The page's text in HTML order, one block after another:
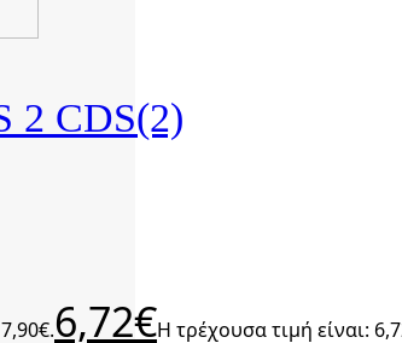
2 CDS(2)
6,72€Η τρέχουσα τιμή είναι: